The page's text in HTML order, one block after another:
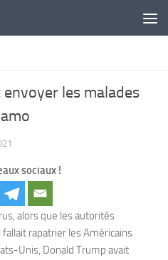
les malades
sociaux !
alors que les autorités
rapatrier les Américains
Unis, Donald Trump avait